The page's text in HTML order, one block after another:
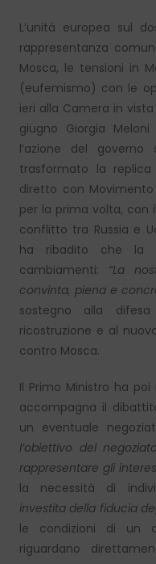
L’unità europea sul
rappresentanza
Mosca, le tensioni in
(eufemismo) con le
ieri alla Camera in vista
giugno Giorgia
l’azione del
trasformato la
diretto con
per la prima volta, con
conflitto tra Russia e
ha ribadito che la
cambiamenti: “La
convinta, piena e
sostegno alla
ricostruzione e al
contro Mosca.
Il Primo Ministro ha
accompagna il
un eventuale
l’obiettivo del
rappresentare gli
la necessità di
investita della fiducia
le condizioni di un
riguardano